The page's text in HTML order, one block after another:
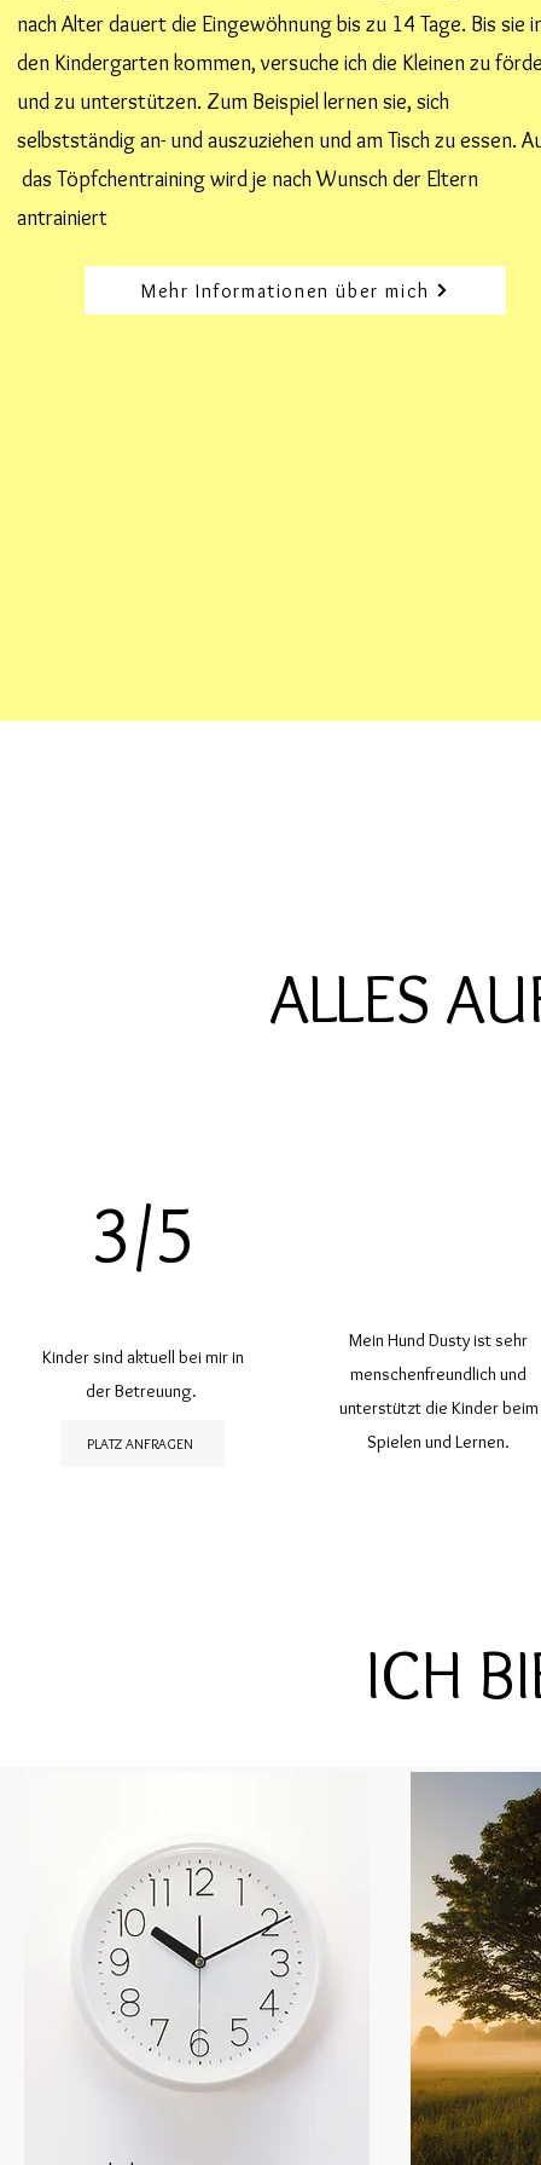
nach Alter dauert die Eingewöhnung bis zu 14 Tage. Bis sie
den Kindergarten kommen, versuche ich die Kleinen zu
und zu unterstützen. Zum Beispiel lernen sie, sich
selbstständig an- und auszuziehen und am Tisch zu essen.
das Töpfchentraining wird je nach Wunsch der Eltern
antrainiert
Mehr Informationen über mich
ALLES
3/5
Kinder sind aktuell bei mir in
der Betreuung.
PLATZ ANFRAGEN
Mein Hund Dusty ist sehr
menschenfreundlich und
unterstützt die Kinder beim
Spielen und Lernen.
ICH